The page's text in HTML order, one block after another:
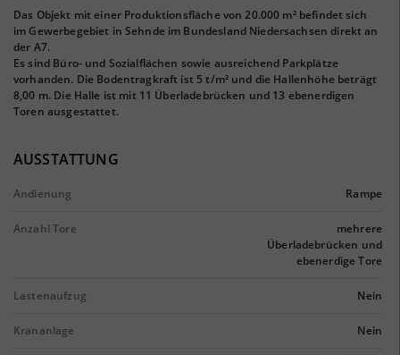
Das Objekt mit einer Produktionsfläche von 20.000 m² befindet sich
im Gewerbegebiet in Sehnde im Bundesland Niedersachsen direkt an
der A7.
Es sind Büro- und Sozialflächen sowie ausreichend Parkplätze
vorhanden. Die Bodentragkraft ist 5 t/m² und die Hallenhöhe beträgt
8,00 m. Die Halle ist mit 11 Überladebrücken und 13 ebenerdigen
Toren ausgestattet.
AUSSTATTUNG
Andienung Rampe
Anzahl Tore
mehrere
Überladebrücken und
ebenerdige Tore
Lastenaufzug Nein
Krananlage Nein